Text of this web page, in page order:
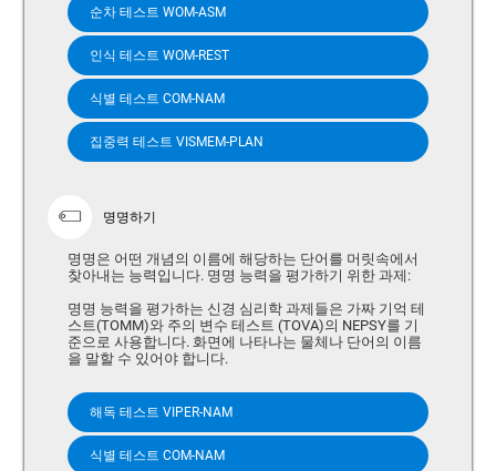
순차 테스트 WOM-ASM
인식 테스트 WOM-REST
식별 테스트 COM-NAM
집중력 테스트 VISMEM-PLAN
명명하기
명명은 어떤 개념의 이름에 해당하는 단어를 머릿속에서
찾아내는 능력입니다. 명명 능력을 평가하기 위한 과제:
명명 능력을 평가하는 신경 심리학 과제들은 가짜 기억 테
스트(TOMM)와 주의 변수 테스트 (TOVA)의 NEPSY를 기
준으로 사용합니다. 화면에 나타나는 물체나 단어의 이름
을 말할 수 있어야 합니다.
해독 테스트 VIPER-NAM
식별 테스트 COM-NAM